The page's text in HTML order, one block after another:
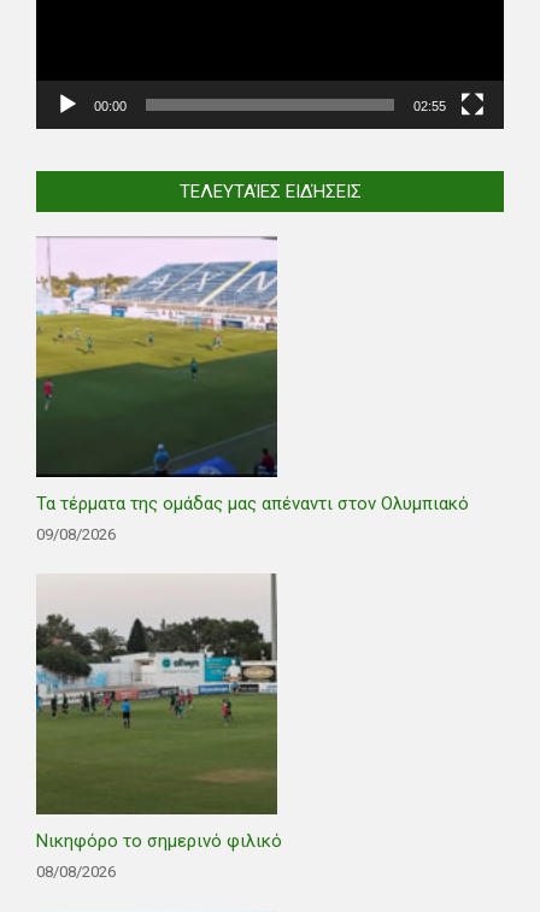
00:00 02:55
ΤΕΛΕΥΤΑΊΕΣ ΕΙΔΉΣΕΙΣ
Τα τέρματα της ομάδας μας απέναντι στον Ολυμπιακό
09/08/2026
Νικηφόρο το σημερινό φιλικό
08/08/2026